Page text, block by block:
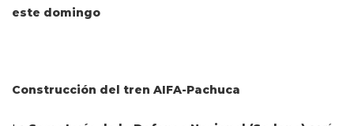
este domingo
Construcción del tren AIFA-Pachuca